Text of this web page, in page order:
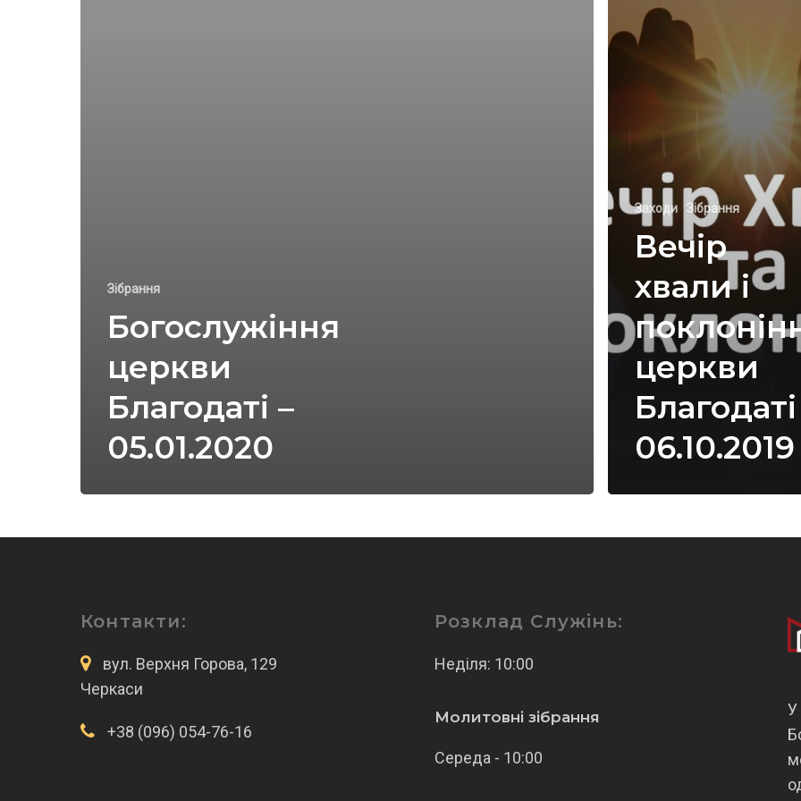
Зібрання
Богослужіння
церкви
Благодаті –
05.01.2020
Заходи Зібрання
Вечір
хвали і
церкви
06.10.2019
Контакти:
вул. Верхня Горова, 129
Черкаси
+38 (096) 054-76-16
Розклад Служінь:
Неділя: 10:00
Молитовні зібрання
Середа - 10:00
У